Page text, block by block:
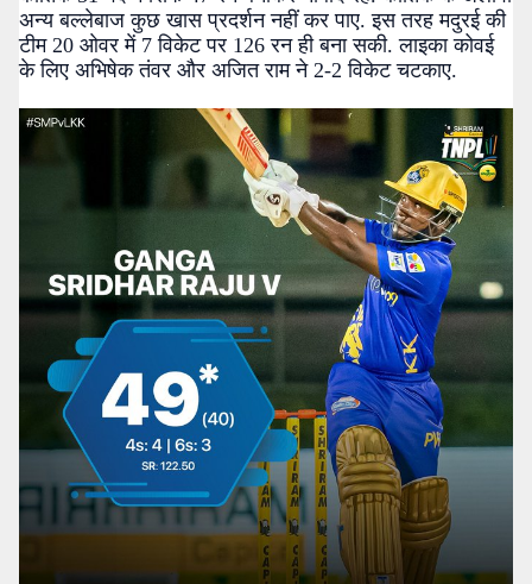
अन्य बल्लेबाज कुछ खास प्रदर्शन नहीं कर पाए. इस तरह मदुरई की
टीम 20 ओवर में 7 विकेट पर 126 रन ही बना सकी. लाइका कोवई
के लिए अभिषेक तंवर और अजित राम ने 2-2 विकेट चटकाए.